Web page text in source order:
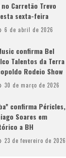
Carretão Trevo
sexta-feira
6 de abril de 2026
confirma Bel
Talentos da Terra
Rodeio Show
30 de março de 2026
confirma Péricles,
Soares em
a BH
23 de fevereiro de 2026